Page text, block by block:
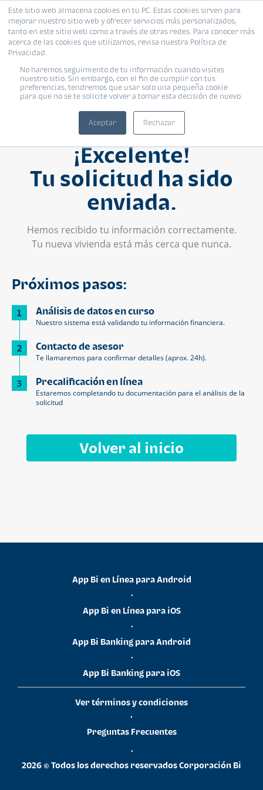
Este sitio web almacena cookies en tu PC. Estas cookies sirven para
mejorar nuestro sitio web y ofrecer servicios más personalizados,
tanto en este sitio web como a través de otras redes. Para conocer más
acerca de las cookies que utilizamos, revisa nuestra Política de
Privacidad.
No haremos seguimiento de tu información cuando visites
nuestro sitio. Sin embargo, con el fin de cumplir con tus
preferencias, tendremos que usar solo una pequeña cookie
para que no se te solicite volver a tomar esta decisión de nuevo.
Aceptar Rechazar
¡Excelente!
Tu solicitud ha sido
enviada.
Hemos recibido tu información correctamente.
Tu nueva vivienda está más cerca que nunca.
Próximos pasos:
1 Análisis de datos en curso
Nuestro sistema está validando tu información financiera.
2 Contacto de asesor
Te llamaremos para confirmar detalles (aprox. 24h).
3 Precalificación en línea
Estaremos completando tu documentación para el análisis de la
solicitud
Volver al inicio
App Bi en Línea para Android
•
App Bi en Línea para iOS
•
App Bi Banking para Android
•
App Bi Banking para iOS
Ver términos y condiciones
•
Preguntas Frecuentes
•
2026 © Todos los derechos reservados Corporación Bi